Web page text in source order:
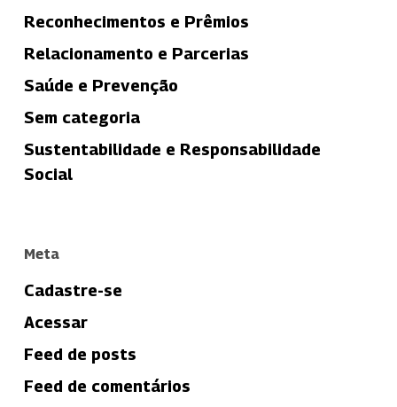
Reconhecimentos e Prêmios
Relacionamento e Parcerias
Saúde e Prevenção
Sem categoria
Sustentabilidade e Responsabilidade
Social
Meta
Cadastre-se
Acessar
Feed de posts
Feed de comentários